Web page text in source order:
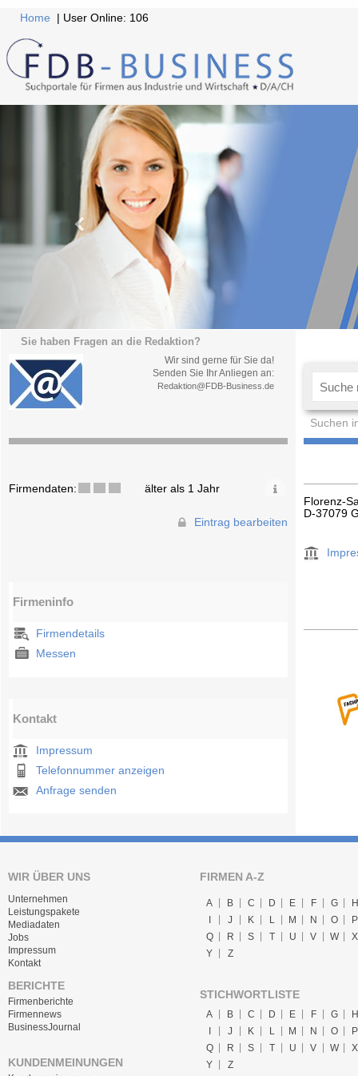
Home | User Online: 106
Sie haben Fragen an die Redaktion?
Wir sind gerne für Sie da!
Senden Sie Ihr Anliegen an:
Redaktion@FDB-Business.de
Suchen
Firmendaten: älter als 1 Jahr
Eintrag bearbeiten
Firmeninfo
Firmendetails
Messen
Kontakt
Impressum
Telefonnummer anzeigen
Anfrage senden
Florenz-
D-37079
WIR ÜBER UNS
Unternehmen
Leistungspakete
Mediadaten
Jobs
Impressum
Kontakt
BERICHTE
Firmenberichte
Firmennews
BusinessJournal
KUNDENMEINUNGEN
FIRMEN A-Z
A B C D E F G
H
J K L M N O
P
Q
R S T U V W
X
Y
Z
STICHWORTLISTE
A B C D E F G
H
I
J K L M N O
P
Q
R S T U V W
X
Y
Z